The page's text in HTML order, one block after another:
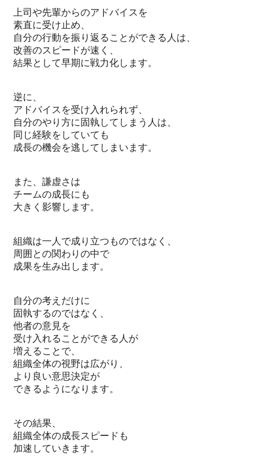
上司や先輩からのアドバイスを
素直に受け止め、
自分の行動を振り返ることができる人は、
改善のスピードが速く、
結果として早期に戦力化します。
逆に、
アドバイスを受け入れられず、
自分のやり方に固執してしまう人は、
同じ経験をしていても
成長の機会を逃してしまいます。
また、謙虚さは
チームの成長にも
大きく影響します。
組織は一人で成り立つものではなく、
周囲との関わりの中で
成果を生み出します。
自分の考えだけに
固執するのではなく、
他者の意見を
受け入れることができる人が
増えることで、
組織全体の視野は広がり、
より良い意思決定が
できるようになります。
その結果、
組織全体の成長スピードも
加速していきます。